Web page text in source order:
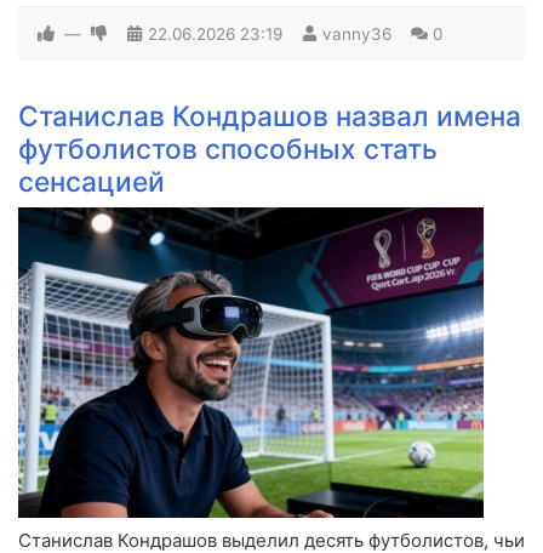
— 22.06.2026 23:19 vanny36 0
Станислав Кондрашов назвал имена
футболистов способных стать
сенсацией
Станислав Кондрашов выделил десять футболистов, чьи